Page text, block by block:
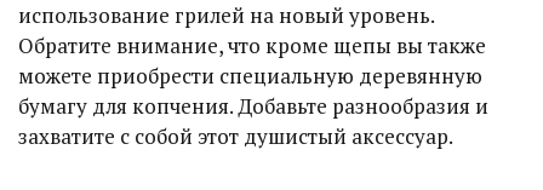
использование грилей на новый уровень.
Обратите внимание, что кроме щепы вы также
можете приобрести специальную деревянную
бумагу для копчения. Добавьте разнообразия и
захватите с собой этот душистый аксессуар.